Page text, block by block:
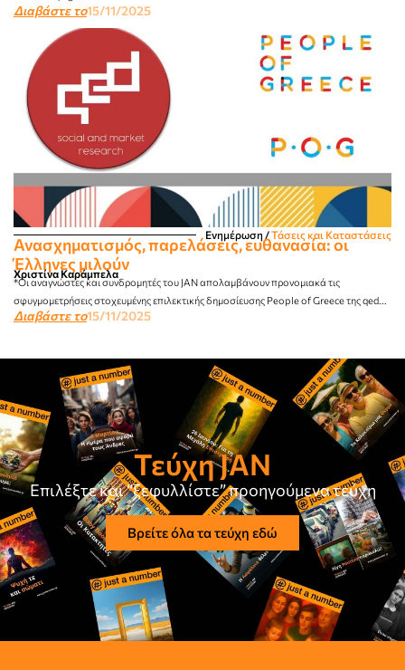
Διαβάστε το15/11/2025
Ενημέρωση /Τάσεις και Καταστάσεις
Ανασχηματισμός, παρελάσεις, ευθανασία: οι
Έλληνες μιλούν
Χριστίνα Καράμπελα
*Οι αναγνώστες και συνδρομητές του JAN απολαμβάνουν προνομιακά τις
σφυγμομετρήσεις στοχευμένης επιλεκτικής δημοσίευσης People of Greece της qed...
Διαβάστε το15/11/2025
Τεύχη JAN
Επιλέξτε και “ξεφυλλίστε” προηγούμενα τεύχη
Βρείτε όλα τα τεύχη εδώ